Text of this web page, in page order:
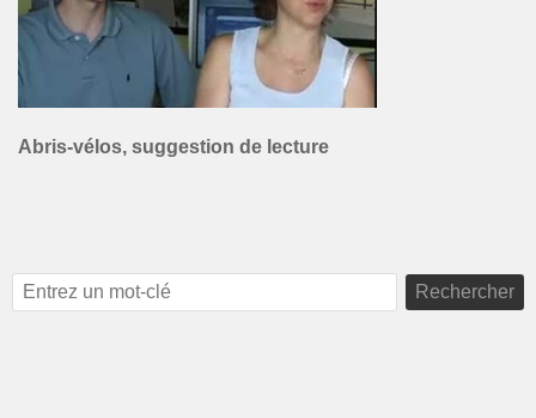
Abris-vélos, suggestion de lecture
Rechercher